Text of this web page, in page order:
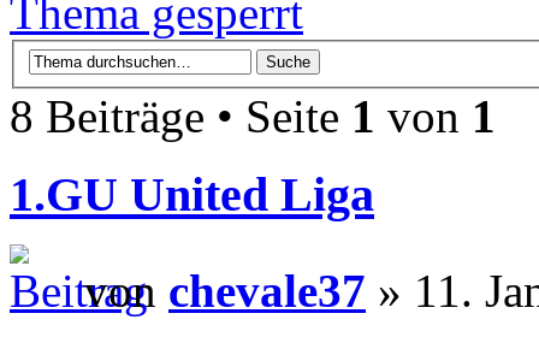
Thema gesperrt
8 Beiträge • Seite 1 von 1
1.GU United Liga
von chevale37 » 11.